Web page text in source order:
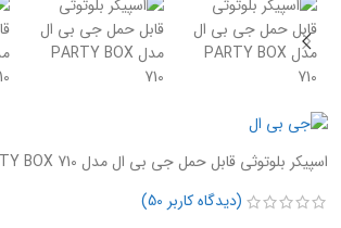
اسپیکر بلوتوثی قابل حمل جی بی ال مدل PARTY BOX 710
(دیدگاه کاربر 50
)